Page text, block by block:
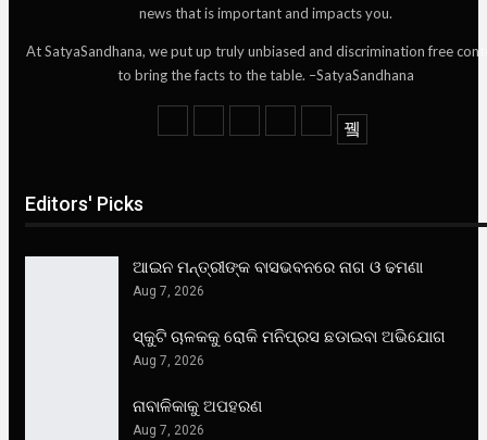
news that is important and impacts you.
At SatyaSandhana, we put up truly unbiased and discrimination free
to bring the facts to the table. –SatyaSandhana
Editors' Picks
ଆଇନ ମନ୍ତ୍ରୀଙ୍କ ବାସଭବନରେ ନାଗ ଓ ଢମଣା
Aug 7, 2026
ସ୍କୁଟି ଚାଳକକୁ ରୋକି ମନିପ୍ରସ ଛଡାଇବା ଅଭିଯୋଗ
Aug 7, 2026
ନାବାଳିକାକୁ ଅପହରଣ
Aug 7, 2026